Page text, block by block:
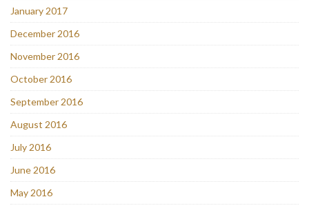
January 2017
December 2016
November 2016
October 2016
September 2016
August 2016
July 2016
June 2016
May 2016